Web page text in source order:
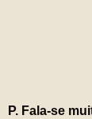
P. Fala-se